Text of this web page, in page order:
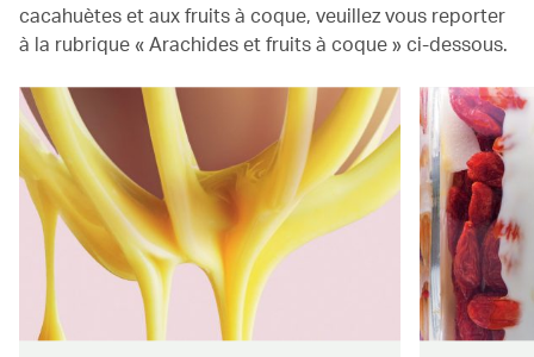
cacahuètes et aux fruits à coque, veuillez vous reporter
à la rubrique « Arachides et fruits à coque » ci-dessous.